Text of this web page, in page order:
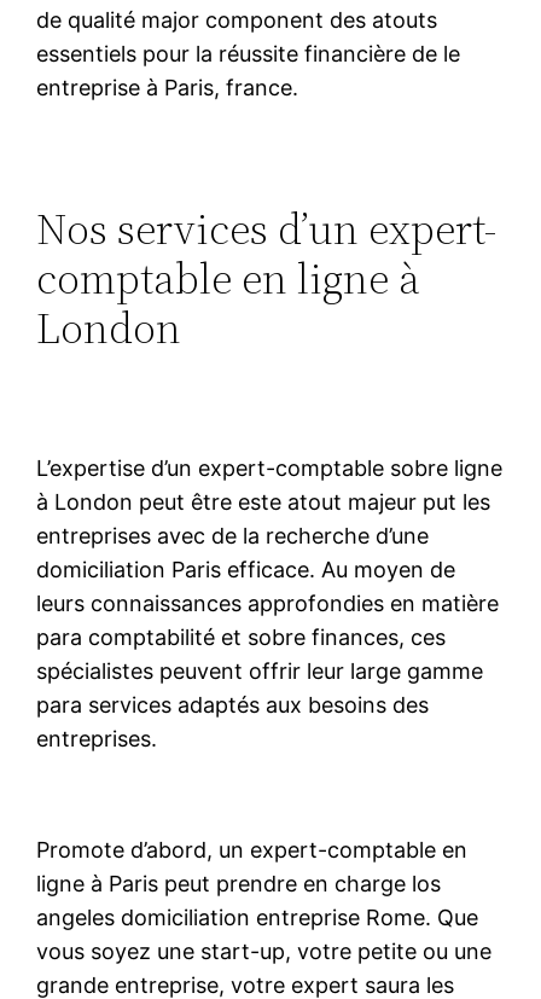
de qualité major component des atouts
essentiels pour la réussite financière de le
entreprise à Paris, france.
Nos services d’un expert-
comptable en ligne à
London
L’expertise d’un expert-comptable sobre ligne
à London peut être este atout majeur put les
entreprises avec de la recherche d’une
domiciliation Paris efficace. Au moyen de
leurs connaissances approfondies en matière
para comptabilité et sobre finances, ces
spécialistes peuvent offrir leur large gamme
para services adaptés aux besoins des
entreprises.
Promote d’abord, un expert-comptable en
ligne à Paris peut prendre en charge los
angeles domiciliation entreprise Rome. Que
vous soyez une start-up, votre petite ou une
grande entreprise, votre expert saura les